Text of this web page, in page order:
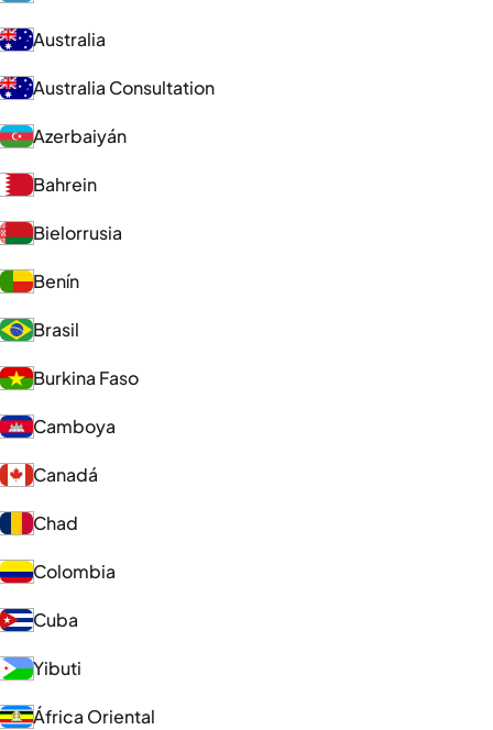
Australia
Australia Consultation
Azerbaiyán
Bahrein
Bielorrusia
Benín
Brasil
Burkina Faso
Camboya
Canadá
Chad
Colombia
Cuba
Yibuti
África Oriental